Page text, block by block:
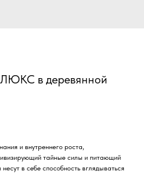
в деревянной
и внутреннего роста,
тайные силы и питающий
в себе способность вглядываться